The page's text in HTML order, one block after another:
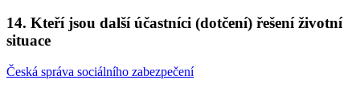
14. Kteří jsou další účastníci (dotčení) řešení životní
situace
Česká správa sociálního zabezpečení